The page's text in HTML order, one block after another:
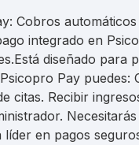
Cobros
integrado en
diseñado
Pay
citas. Recibir
en pagos